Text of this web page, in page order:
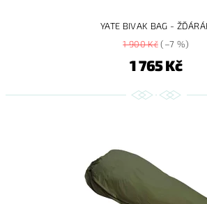
YATE BIVAK BAG -
1 900 Kč(–7 %)
1 765 Kč